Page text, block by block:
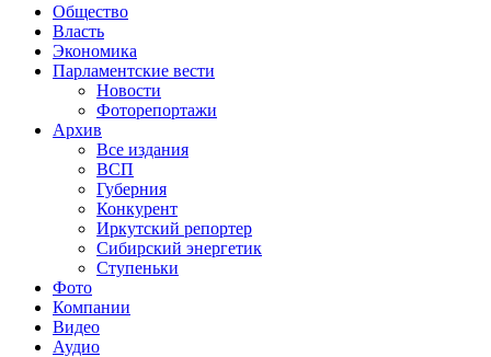
Общество
Власть
Экономика
Парламентские вести
Новости
Фоторепортажи
Архив
Все издания
ВСП
Губерния
Конкурент
Иркутский репортер
Сибирский энергетик
Ступеньки
Фото
Компании
Видео
Аудио